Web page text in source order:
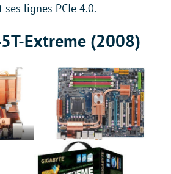
lignes PCIe 4.0.
Extreme (2008)